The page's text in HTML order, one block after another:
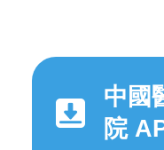
中國
院